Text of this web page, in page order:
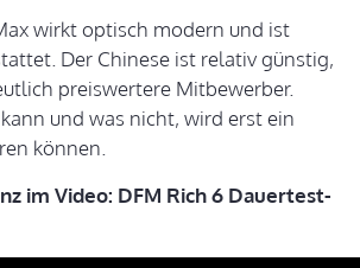
wirkt optisch modern und ist
Der Chinese ist relativ günstig,
preiswertere Mitbewerber.
und was nicht, wird erst ein
können.
im Video: DFM Rich 6 Dauertest-